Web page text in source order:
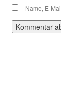
Name, E-